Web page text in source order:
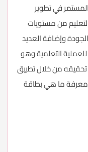
في تطوير
من مستويات
وإضافة العديد
التعلمية وهو
من خلال تطبيق
معرفة ما هي بطاقة